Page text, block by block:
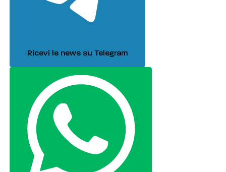
Ricevi le news su Telegram